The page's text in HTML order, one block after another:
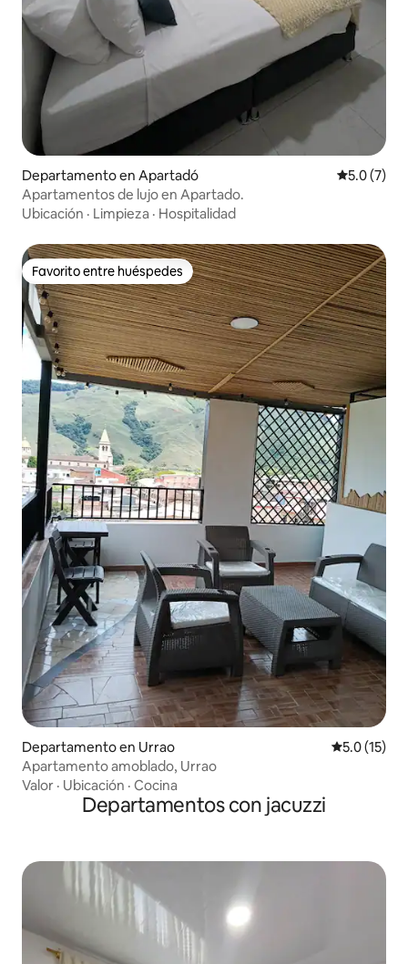
Departamento en Apartadó
5.0 (7)
Apartamentos de lujo en Apartado.
Ubicación · Limpieza · Hospitalidad
Favorito entre huéspedes
Favorito entre huéspedes
Departamento en Urrao Calificación
5.0 (15)
Apartamento amoblado, Urrao
Valor · Ubicación · Cocina
Departamentos con jacuzzi